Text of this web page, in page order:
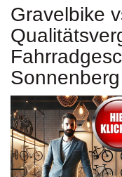
Gravelbike